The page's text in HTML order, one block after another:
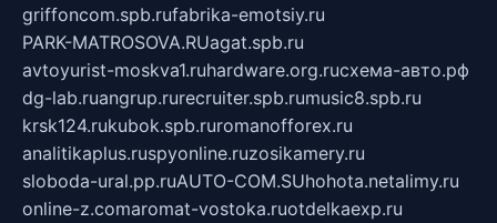
griffoncom.spb.rufabrika-emotsiy.ru
PARK-MATROSOVA.RUagat.spb.ru
avtoyurist-moskva1.ruhardware.org.ruсхема-авто.рф
dg-lab.ruangrup.rurecruiter.spb.rumusic8.spb.ru
krsk124.rukubok.spb.ruromanofforex.ru
analitikaplus.ruspyonline.ruzosikamery.ru
sloboda-ural.pp.ruAUTO-COM.SUhohota.netalimy.ru
online-z.comaromat-vostoka.ruotdelkaexp.ru